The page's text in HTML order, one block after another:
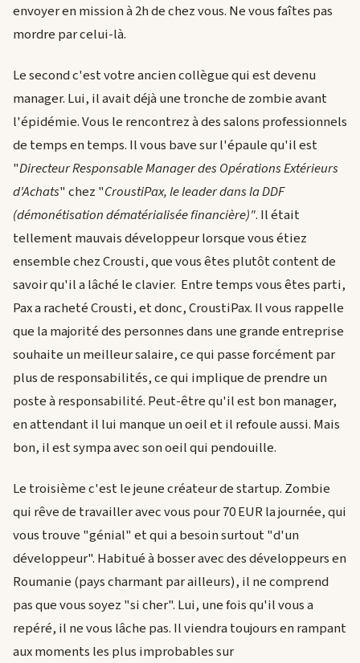
envoyer en mission à 2h de chez vous. Ne vous faîtes pas
mordre par celui-là.
Le second c'est votre ancien collègue qui est devenu
manager. Lui, il avait déjà une tronche de zombie avant
l'épidémie. Vous le rencontrez à des salons professionnels
de temps en temps. Il vous bave sur l'épaule qu'il est
"Directeur Responsable Manager des Opérations Extérieurs
d'Achats" chez "CroustiPax, le leader dans la DDF
(démonétisation dématérialisée financière)". Il était
tellement mauvais développeur lorsque vous étiez
ensemble chez Crousti, que vous êtes plutôt content de
savoir qu'il a lâché le clavier. Entre temps vous êtes parti,
Pax a racheté Crousti, et donc, CroustiPax. Il vous rappelle
que la majorité des personnes dans une grande entreprise
souhaite un meilleur salaire, ce qui passe forcément par
plus de responsabilités, ce qui implique de prendre un
poste à responsabilité. Peut-être qu'il est bon manager,
en attendant il lui manque un oeil et il refoule aussi. Mais
bon, il est sympa avec son oeil qui pendouille.
Le troisième c'est le jeune créateur de startup. Zombie
qui rêve de travailler avec vous pour 70 EUR la journée, qui
vous trouve "génial" et qui a besoin surtout "d'un
développeur". Habitué à bosser avec des développeurs en
Roumanie (pays charmant par ailleurs), il ne comprend
pas que vous soyez "si cher". Lui, une fois qu'il vous a
repéré, il ne vous lâche pas. Il viendra toujours en rampant
aux moments les plus improbables sur